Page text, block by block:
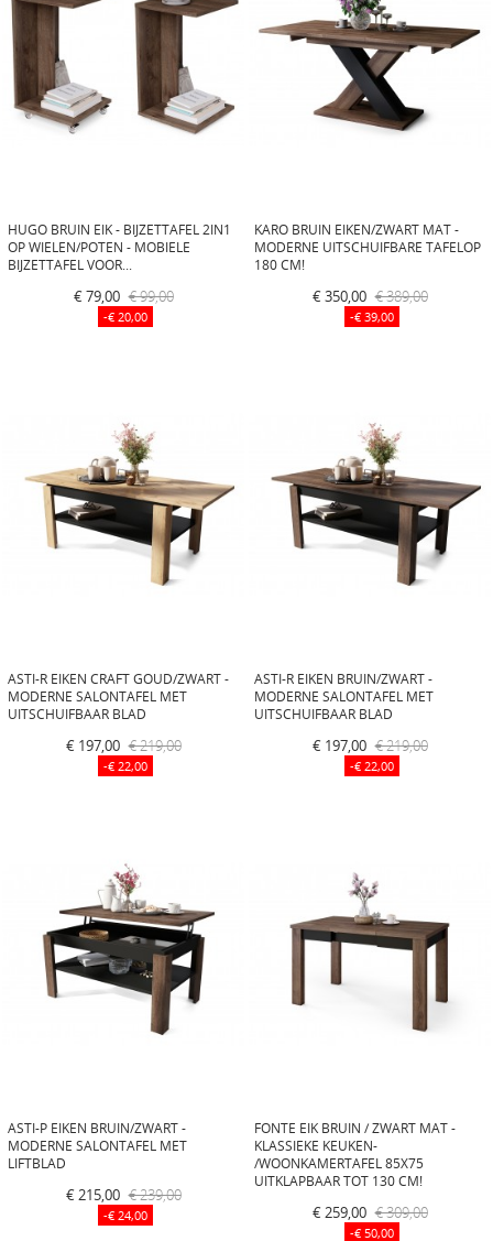
HUGO BRUIN EIK - BIJZETTAFEL 2IN1
OP WIELEN/POTEN - MOBIELE
BIJZETTAFEL VOOR...
€ 79,00 € 99,00
-€ 20,00
KARO BRUIN EIKEN/ZWART MAT -
MODERNE UITSCHUIFBARE TAFELOP
180 CM!
€ 350,00 € 389,00
-€ 39,00
ASTI-R EIKEN CRAFT GOUD/ZWART -
MODERNE SALONTAFEL MET
UITSCHUIFBAAR BLAD
€ 197,00 € 219,00
-€ 22,00
ASTI-R EIKEN BRUIN/ZWART -
MODERNE SALONTAFEL MET
UITSCHUIFBAAR BLAD
€ 197,00 € 219,00
-€ 22,00
ASTI-P EIKEN BRUIN/ZWART -
MODERNE SALONTAFEL MET
LIFTBLAD
€ 215,00 € 239,00
-€ 24,00
FONTE EIK BRUIN / ZWART MAT -
KLASSIEKE KEUKEN-
/WOONKAMERTAFEL 85X75
UITKLAPBAAR TOT 130 CM!
€ 259,00 € 309,00
-€ 50,00